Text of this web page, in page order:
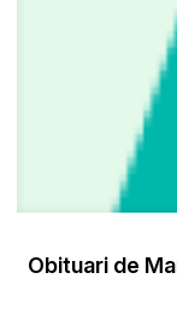
Obituari de